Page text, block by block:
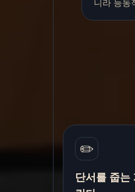
니라 능동
✏️
단서를 줍는